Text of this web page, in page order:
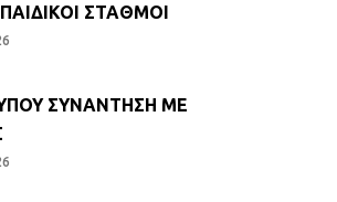
ΠΑΙΔΙΚΟΙ ΣΤΑΘΜΟΙ
ΣΥΝΑΝΤΗΣΗ ΜΕ